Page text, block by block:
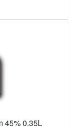
45% 0.35L